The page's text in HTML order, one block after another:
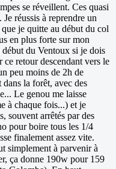
se réveillent. Ces quasi
réussis à reprendre un
je quitte au début du col
en plus forte sur mon
du Ventoux si je dois
ce retour descendant vers le
peu moins de 2h de
la forêt, avec des
Le genou me laisse
à chaque fois...) et je
souvent arrêtés par des
pour boire tous les 1/4
finalement assez vite.
simplement à parvenir à
ça donne 190w pour 159